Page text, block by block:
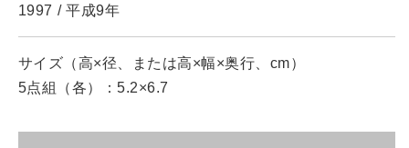
1997 / 平成9年
サイズ（高×径、または高×幅×奥行、cm）
5点組（各）：5.2×6.7